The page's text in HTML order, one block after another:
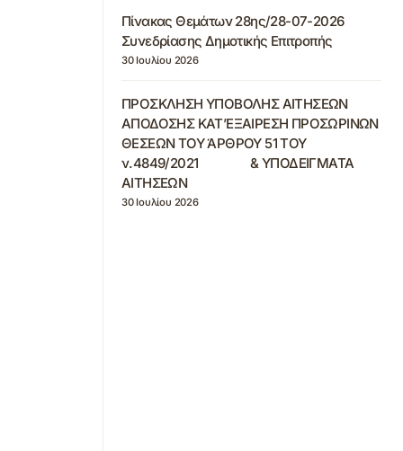
Πίνακας Θεμάτων 28ης/28-07-2026
Συνεδρίασης Δημοτικής Επιτροπής
30 Ιουλίου 2026
ΠΡΟΣΚΛΗΣΗ ΥΠΟΒΟΛΗΣ ΑΙΤΗΣΕΩΝ
ΑΠΟΔΟΣΗΣ ΚΑΤ’ΕΞΑΙΡΕΣΗ ΠΡΟΣΩΡΙΝΩΝ
ΘΕΣΕΩΝ ΤΟΥ ΆΡΘΡΟΥ 51 ΤΟΥ
ν.4849/2021 & ΥΠΟΔΕΙΓΜΑΤΑ
ΑΙΤΗΣΕΩΝ
30 Ιουλίου 2026